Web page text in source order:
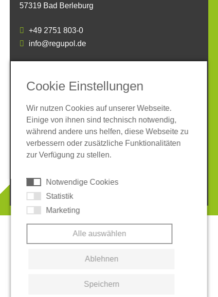
57319 Bad Berleburg
+49 2751 803-0
info@regupol.de
SOCIAL MEDIA
© 2026 REGUPOL Germany GmbH & Co. KG
Cookie Einstellungen
Wir nutzen Cookies auf unserer Webseite.
Einige von ihnen sind technisch notwendig,
während andere uns helfen, diese Webseite zu
verbessern oder zusätzliche Funktionalitäten
zur Verfügung zu stellen.
Notwendige Cookies
Statistik
Marketing
Alle auswählen
Ablehnen
Speichern